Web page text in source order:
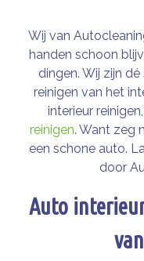
Wij van
handen schoon
dingen. Wij zijn
reinigen van het
interieur
reinigen. Want zeg
een schone auto.
door
Auto